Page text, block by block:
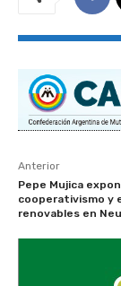
Anterior
Pepe Mujica
cooperativismo y
renovables en